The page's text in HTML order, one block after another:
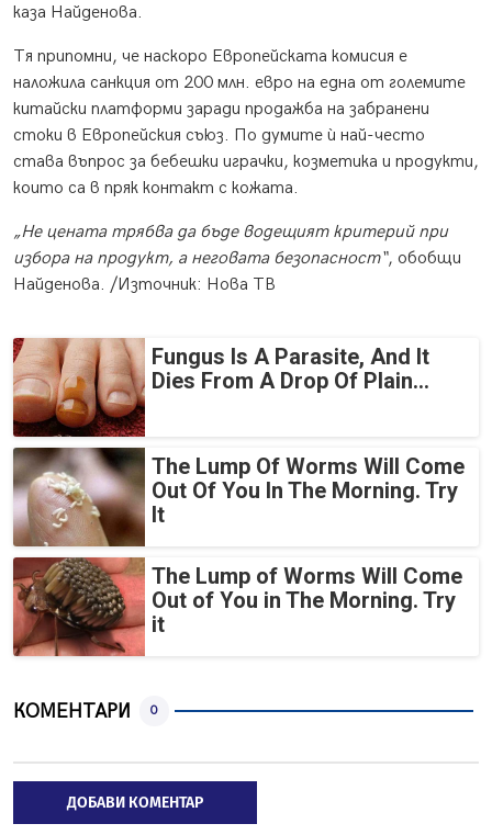
каза Найденова.
Тя припомни, че наскоро Европейската комисия е
наложила санкция от 200 млн. евро на една от големите
китайски платформи заради продажба на забранени
стоки в Европейския съюз. По думите ѝ най-често
става въпрос за бебешки играчки, козметика и продукти,
които са в пряк контакт с кожата.
„Не цената трябва да бъде водещият критерий при
избора на продукт, а неговата безопасност“, обобщи
Найденова. /Източник: Нова ТВ
Fungus Is A Parasite, And It
Dies From A Drop Of Plain...
The Lump Of Worms Will Come
Out Of You In The Morning. Try
It
The Lump of Worms Will Come
Out of You in The Morning. Try
it
КОМЕНТАРИ 0
ДОБАВИ КОМЕНТАР